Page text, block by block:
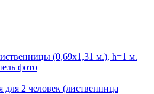
для 2 человек (лиственница